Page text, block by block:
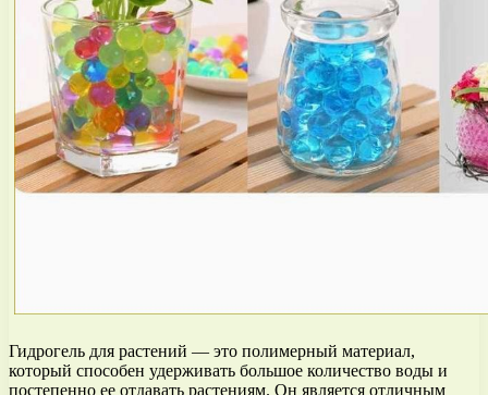
Гидрогель для растений — это полимерный материал,
который способен удерживать большое количество воды и
постепенно ее отдавать растениям. Он является отличным